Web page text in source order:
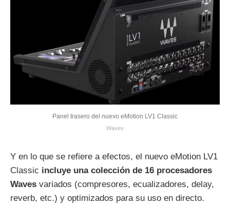
Panel trasero del nuevo eMotion LV1 Classic
Waves
Y en lo que se refiere a efectos, el nuevo eMotion LV1
Classic incluye una colección de 16 procesadores
Waves variados (compresores, ecualizadores, delay,
reverb, etc.) y optimizados para su uso en directo.